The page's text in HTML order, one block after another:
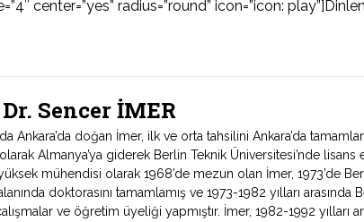
center=”yes” radius=”round” icon=”icon:
Sencer İMER
Ankara’da doğan İmer, ilk ve orta tahsilini Ankara’da
Almanya’ya giderek Berlin Teknik Üniversitesi’nde lisans
mühendisi olarak 1968’de mezun olan İmer, 1973’de
doktorasını tamamlamış ve 1973-1982 yılları arasında
ve öğretim üyeliği yapmıştır. İmer, 1982-1992 yılları